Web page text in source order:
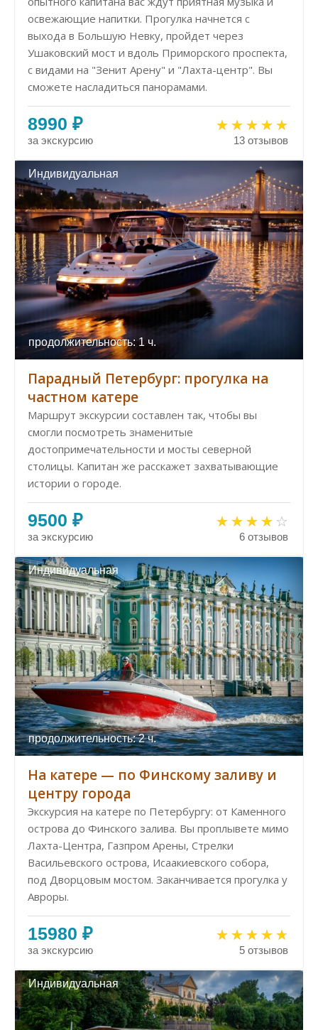
освежающие напитки. Прогулка начнется с
выхода в Большую Невку, пройдет через
Ушаковский мост и вдоль Приморского проспекта,
с видами на "Зенит Арену" и "Лахта-центр". Вы
сможете насладиться панорамами.
8990 ₽
за экскурсию 13 отзывов
Индивидуальная
продолжительность: 1 ч.
Парадный Петербург: прогулка на
частном катере
Маршрут экскурсии составлен так, чтобы вы
смогли посмотреть знаменитые
достопримечательности и мосты северной
столицы. Капитан же расскажет захватывающие
истории о городе.
9500 ₽
за экскурсию 6 отзывов
Индивидуальная
продолжительность: 2 ч.
На катере — по Финскому заливу и
центру города
Экскурсия на катере по Петербургу: от Каменного
острова до Финского залива. Вы проплывете мимо
Лахта-Центра, Газпром Арены, Стрелки
Васильевского острова, Исаакиевского собора,
под Дворцовым мостом. Заканчивается прогулка у
Авроры.
15980 ₽
за экскурсию 5 отзывов
Индивидуальная